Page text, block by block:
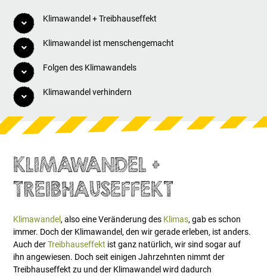
Klimawandel + Treibhauseffekt
Klimawandel ist menschengemacht
Folgen des Klimawandels
Klimawandel verhindern
KLIMAWANDEL +
TREIBHAUSEFFEKT
Klimawandel , also eine Veränderung des Klimas, gab es schon
immer. Doch der Klimawandel, den wir gerade erleben, ist anders.
Auch derTreibhauseffekt ist ganz natürlich, wir sind sogar auf
ihn angewiesen. Doch seit einigen Jahrzehnten nimmt der
Treibhauseffekt zu und der Klimawandel wird dadurch